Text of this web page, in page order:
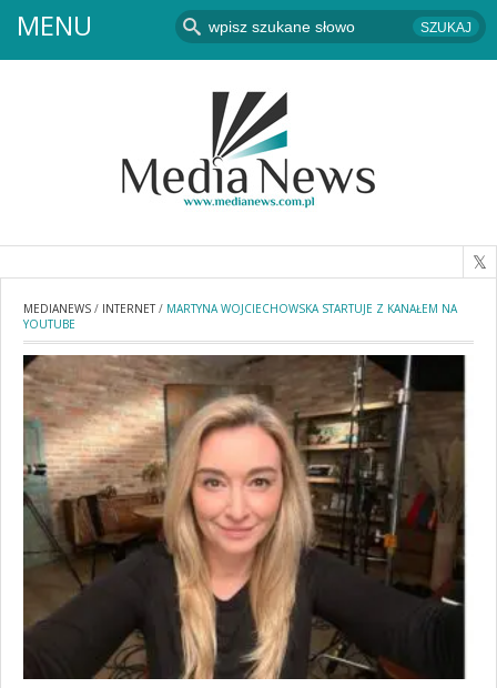
MENU
MEDIANEWS / INTERNET/ MARTYNA WOJCIECHOWSKA STARTUJE Z KANAŁEM NA
YOUTUBE